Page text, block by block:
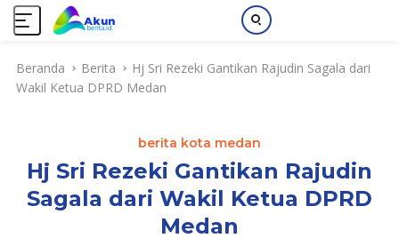
Beranda Berita
Hj Sri Rezeki Gantikan Rajudin Sagala dari
Wakil Ketua DPRD Medan
berita kota medan
Hj Sri Rezeki Gantikan Rajudin
Sagala dari Wakil Ketua DPRD
Medan